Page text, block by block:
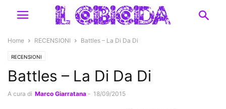
Home RECENSIONI Battles – La Di Da Di
RECENSIONI
Battles – La Di Da Di
A cura di Marco Giarratana - 18/09/2015